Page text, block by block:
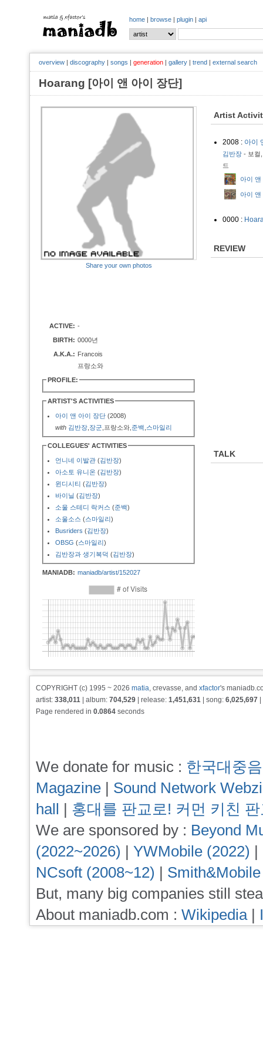
home | browse | plugin | api
overview | discography | songs | generation | gallery | trend | external search
Hoarang [아이 앤 아이 장단]
Share your own photos
ACTIVE: -
BIRTH: 0000년
A.K.A.: Francois
프랑소와
PROFILE:
ARTIST'S ACTIVITIES
아이 앤 아이 장단 (2008)
with 김반장 장군 ,프랑소와, 준백 스마일리
COLLEGUES' ACTIVITIES
언니네 이발관 (김반장)
아소토 유니온 (김반장)
윈디시티 (김반장)
바이닐 (김반장)
소울 스테디 락커스 (준백)
소울소스 (스마일리)
Busriders (김반장)
OBSG (스마일리)
김반장과 생기복덕 (김반장)
MANIADB: maniadb/artist/152027
Artist
2008 : 아이
김반장 - 보컬
드
아이
아이
0000 :
REVIEW
TALK
COPYRIGHT (c) 1995 ~ 2026 matia, crevasse, and xfactor's
artist: 338,011 | album: 704,529 | release: 1,451,631 | song: 6,025,697
Page rendered in 0.0864 seconds
We donate for music : 한국대중
Magazine | Sound Network
hall | 홍대를 판교로! 커먼 키친
We are sponsored by : Beyond
(2022~2026) | YWMobile (2022) |
NCsoft (2008~12) |
But, many big companies still
About maniadb.com : Wikipedia|